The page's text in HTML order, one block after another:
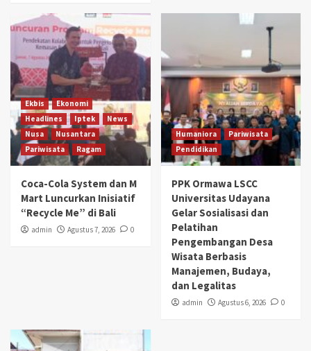
Ekbis
Ekonomi
Headlines
Iptek
News
Nusa
Nusantara
Pariwisata
Ragam
Coca-Cola System dan M
Mart Luncurkan Inisiatif
“Recycle Me” di Bali
admin Agustus 7, 2026 0
Humaniora
Pariwisata
Pendidikan
PPK Ormawa LSCC
Universitas Udayana
Gelar Sosialisasi dan
Pelatihan
Pengembangan Desa
Wisata Berbasis
Manajemen, Budaya,
dan Legalitas
admin Agustus 6, 2026 0